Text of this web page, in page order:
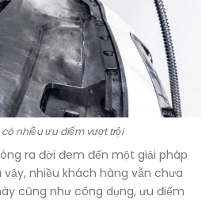
nhiều ưu điểm vượt trội
ra đời đem đến một giải pháp
nhiều khách hàng vẫn chưa
cũng như công dụng, ưu điểm